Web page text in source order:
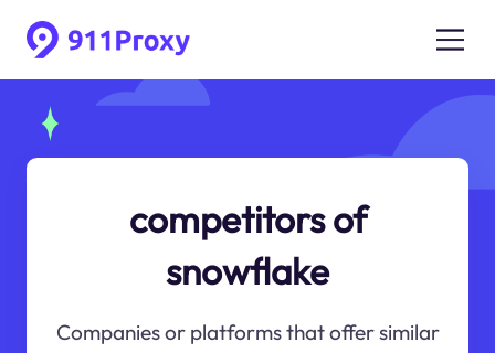
competitors of
snowflake
Companies or platforms that offer similar